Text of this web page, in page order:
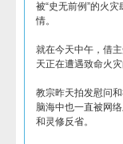
被“史无前例”的火
情。
就在今天中午，借
天正在遭遇致命火
教宗昨天拍发慰问
脑海中也一直被网
和灵修反省。